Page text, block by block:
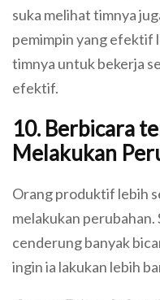
suka melihat timnya
pemimpin yang efektif
timnya untuk bekerja
efektif.
10. Berbicara
Melakukan
Orang produktif lebih
melakukan
cenderung banyak
ingin ia lakukan lebih